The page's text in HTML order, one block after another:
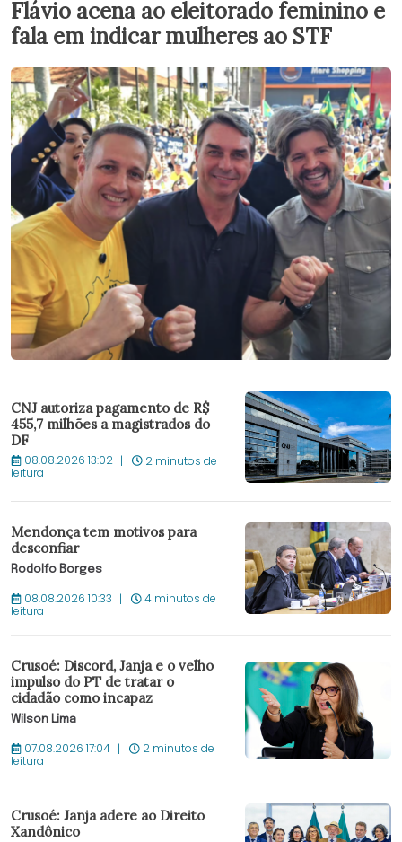
Flávio acena ao eleitorado feminino e
fala em indicar mulheres ao STF
CNJ autoriza pagamento de R$
455,7 milhões a magistrados do
DF
08.08.2026 13:02 2 minutos de
leitura
Mendonça tem motivos para
desconfiar
Rodolfo Borges
08.08.2026 10:33 4 minutos de
leitura
Crusoé: Discord, Janja e o velho
impulso do PT de tratar o
cidadão como incapaz
Wilson Lima
07.08.2026 17:04 2 minutos de
leitura
Crusoé: Janja adere ao Direito
Xandônico